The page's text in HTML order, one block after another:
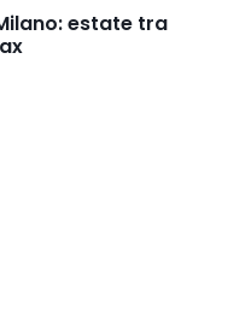
estate tra